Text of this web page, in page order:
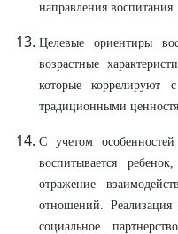
направления воспитания.
Целевые ориентиры
возрастные
которые
традиционными
С учетом
воспитывается
отражение
отношений. Реализация
социальное